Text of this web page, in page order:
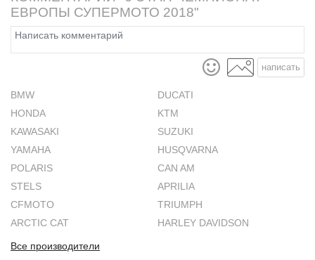
ЕВРОПЫ СУПЕРМОТО 2018"
написать
BMW
DUCATI
HONDA
KTM
KAWASAKI
SUZUKI
YAMAHA
HUSQVARNA
POLARIS
CAN AM
STELS
APRILIA
CFMOTO
TRIUMPH
ARCTIC CAT
HARLEY DAVIDSON
Все производители